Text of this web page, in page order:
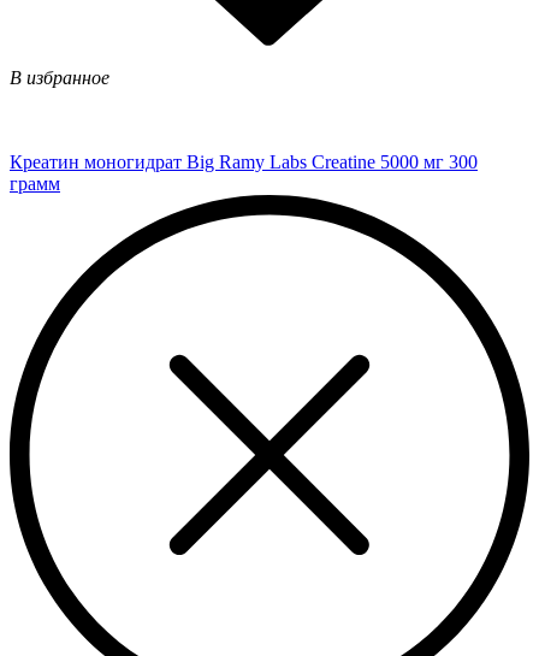
В избранное
Креатин моногидрат Big Ramy Labs Creatine 5000 мг 300
грамм